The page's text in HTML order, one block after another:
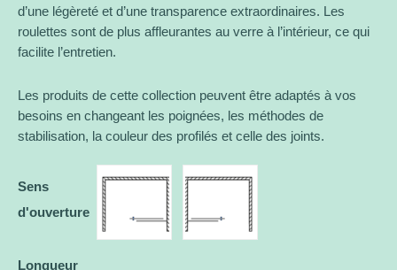
d’une légèreté et d’une transparence extraordinaires. Les
roulettes sont de plus affleurantes au verre à l’intérieur, ce qui
facilite l’entretien.
Les produits de cette collection peuvent être adaptés à vos
besoins en changeant les poignées, les méthodes de
stabilisation, la couleur des profilés et celle des joints.
Sens
d'ouverture
Longueur